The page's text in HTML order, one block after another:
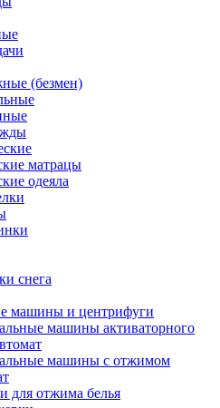
(безмен)
матрацы
одеяла
снега
машины и центрифуги
машины активаторного
машины с отжимом
для отжима белья